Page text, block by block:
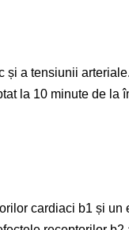
și a tensiunii
la 10 minute de la
cardiaci b1 și un